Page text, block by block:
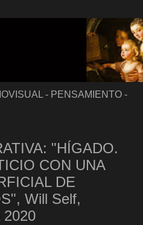
- PENSAMIENTO -
"HÍGADO.
CON UNA
DE
Will Self,
2020